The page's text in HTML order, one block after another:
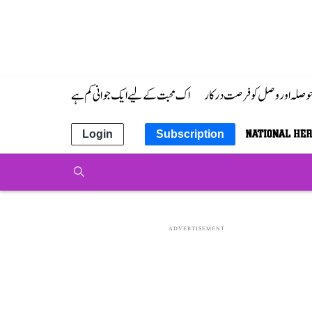
حوصلہ اور وصل کو فرصت درکار اک محبت کے لیے ایک جوانی کم ہے
Subscription
Login
ADVERTISEMENT